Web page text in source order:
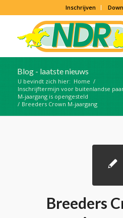
Inschrijven
Blog - laatste nieuws
U bevindt zich hier: Home /
Inschrijftermijn voor buitenlandse
M-jaargang is opengesteld
/ Breeders Crown M-jaargang
Breeders